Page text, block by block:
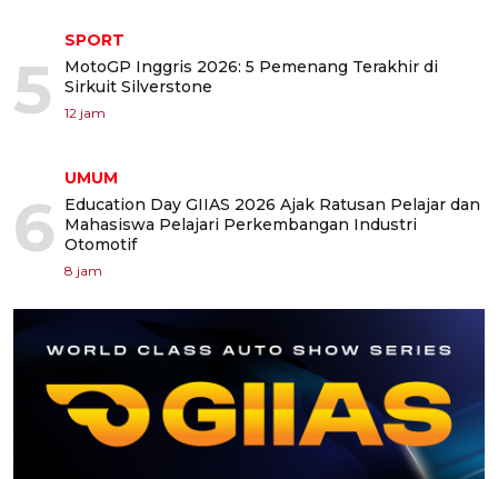
5
SPORT
MotoGP Inggris 2026: 5 Pemenang Terakhir di
Sirkuit Silverstone
12 jam
6
UMUM
Education Day GIIAS 2026 Ajak Ratusan Pelajar dan
Mahasiswa Pelajari Perkembangan Industri
Otomotif
8 jam